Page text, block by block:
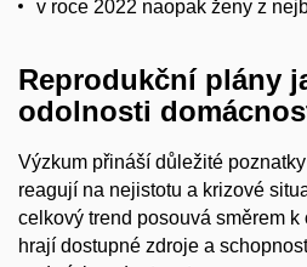
v roce 2022 naopak ženy z
Reprodukční plány
odolnosti
Výzkum přináší důležité
reagují na nejistotu a krizové
celkový trend posouvá směrem
hrají dostupné zdroje a